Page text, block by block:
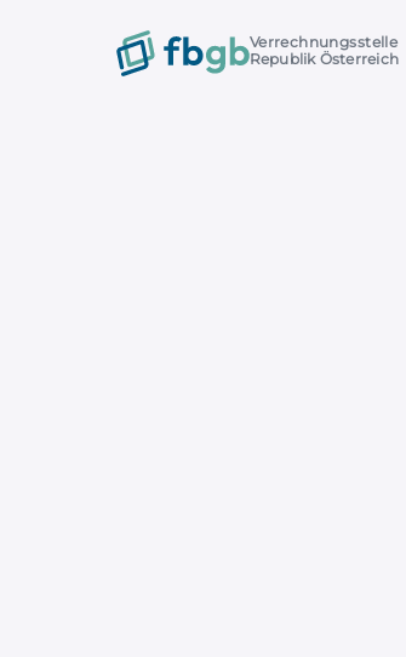
Verrechnungsstelle
Republik Österreich